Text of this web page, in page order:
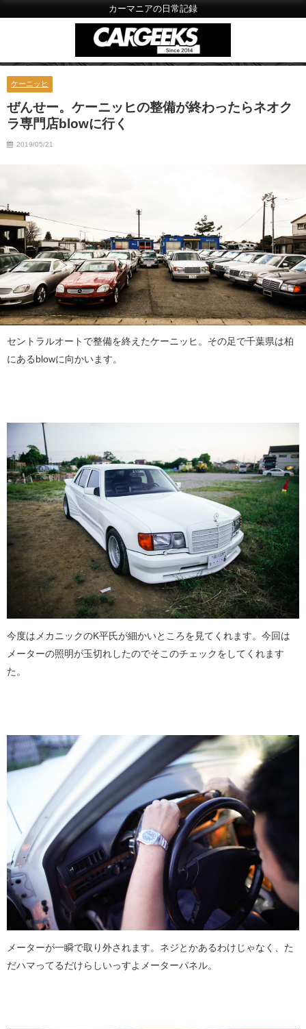
カーマニアの日常記録
ケーニッヒ
ぜんせー。ケーニッヒの整備が終わったらネオク
ラ専門店blowに行く
2019/05/21
セントラルオートで整備を終えたケーニッヒ。その足で千葉県は柏
にあるblowに向かいます。
今度はメカニックのK平氏が細かいところを見てくれます。今回は
メーターの照明が玉切れしたのでそこのチェックをしてくれます
た。
メーターが一瞬で取り外されます。ネジとかあるわけじゃなく、た
だハマってるだけらしいっすよメーターパネル。